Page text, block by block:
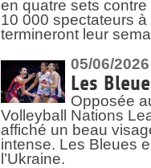
en quatre sets
10 000 spectateurs
termineront leur
05/06/2026
Les
Opposée
Volleyball Nations
affiché un beau
intense. Les Bleues
l’Ukraine.